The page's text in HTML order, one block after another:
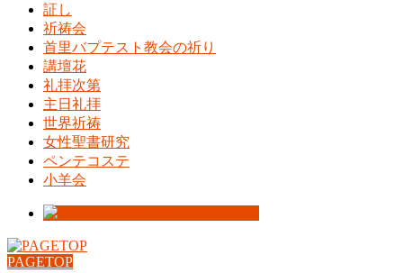
証し
祈祷会
首里バプテスト教会の祈り
講壇花
礼拝次第
主日礼拝
世界祈祷
女性聖書研究
ペンテコステ
小羊会
PAGETOP